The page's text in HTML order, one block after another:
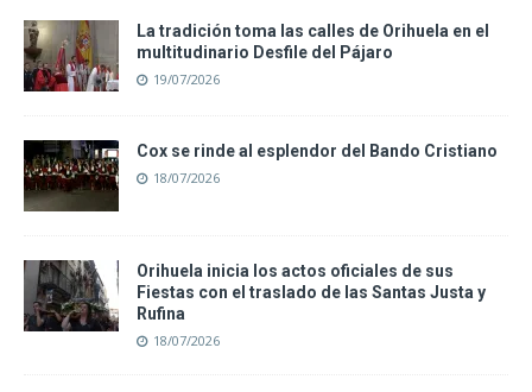
La tradición toma las calles de Orihuela en el
multitudinario Desfile del Pájaro
19/07/2026
Cox se rinde al esplendor del Bando Cristiano
18/07/2026
Orihuela inicia los actos oficiales de sus
Fiestas con el traslado de las Santas Justa y
Rufina
18/07/2026